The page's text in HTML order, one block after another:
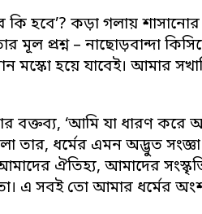
কি হবে’? কড়া গলায়
মূল প্রশ্ন – নাছোড়বান্দা
মস্কো হয়ে যাবেই। আমার
বক্তব্য, ‘আমি যা ধারণ করে
তার, ধর্মের এমন অদ্ভুত
ঐতিহ্য, আমাদের
এ সবই তো আমার ধর্মের